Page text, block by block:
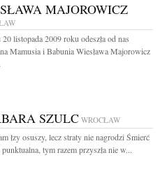
MAJOROWICZ
listopada 2009 roku odeszła od nas
Mamusia i Babunia Wiesława Majorowicz
SZULC WROCŁAW
łzy osuszy, lecz straty nie nagrodzi Śmierć
tym razem przyszła nie w...